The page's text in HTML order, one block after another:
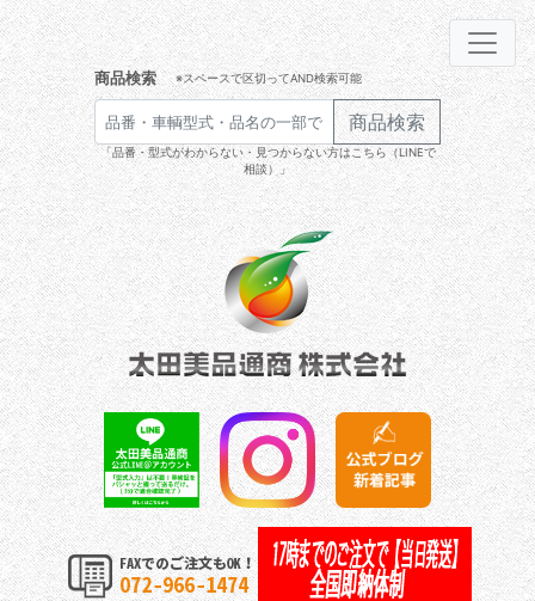
商品検索 ※スペースで区切ってAND検索可能
商品検索
「品番・型式がわからない・見つからない方はこちら（LINEで
相談）」